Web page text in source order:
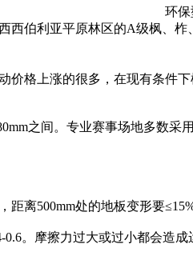
与结构 环保型运动地
伯利亚平原林区的A级枫、柞
格上涨的很多，在现有条件
之间。专业赛事场地多数采
离500mm处的地板变形要≤15%
。摩擦力过大或过小都会造成